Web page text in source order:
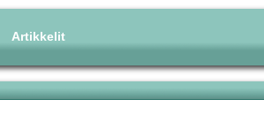
Artikkelit